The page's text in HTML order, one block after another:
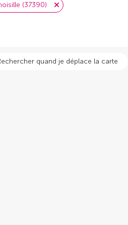
(37390)
quand je déplace la carte